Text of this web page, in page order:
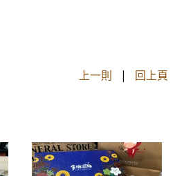
上一則 | 回上頁